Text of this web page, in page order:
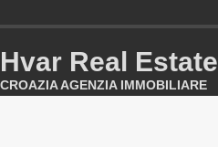
Hvar Real Estate
CROAZIA AGENZIA IMMOBILIARE